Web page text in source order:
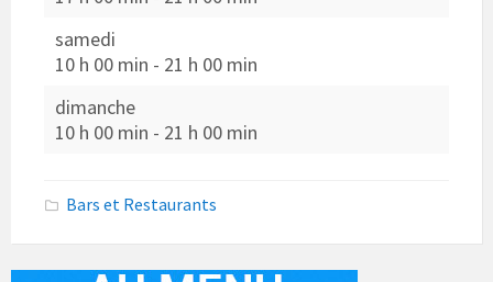
samedi
10 h 00 min - 21 h 00 min
dimanche
10 h 00 min - 21 h 00 min
Bars et Restaurants